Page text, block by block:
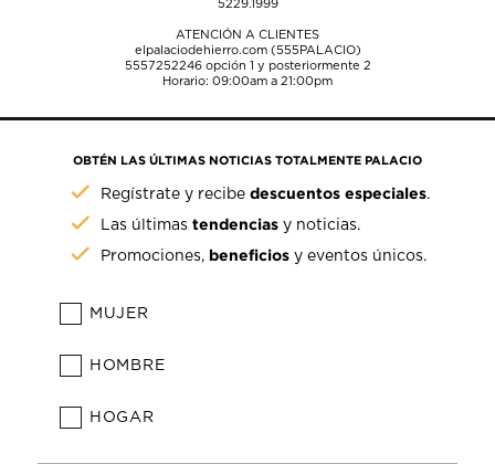
5229.1999
ATENCIÓN A CLIENTES
elpalaciodehierro.com (555PALACIO)
5557252246opción 1 y posteriormente 2
Horario: 09:00am a 21:00pm
OBTÉN LAS ÚLTIMAS NOTICIAS TOTALMENTE PALACIO
Regístrate y recibedescuentos especiales.
Las últimastendencias y noticias.
Promociones, beneficios y eventos únicos.
MUJER
HOMBRE
HOGAR